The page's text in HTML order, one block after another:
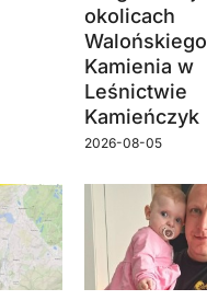
okolicach
Walońskiego
Kamienia w
Leśnictwie
Kamieńczyk
2026-08-05